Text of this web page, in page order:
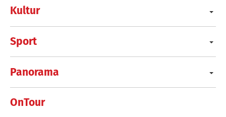
Kultur
Sport
Panorama
OnTour